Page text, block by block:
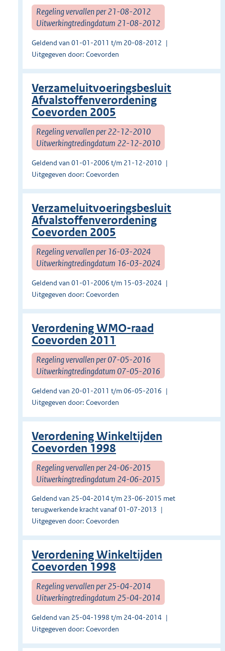
Regeling vervallen per 21-08-2012
Uitwerkingtredingdatum 21-08-2012
Geldend van 01-01-2011 t/m 20-08-2012
Uitgegeven door: Coevorden
Verzameluitvoeringsbesluit
Afvalstoffenverordening
Coevorden 2005
Regeling vervallen per 22-12-2010
Uitwerkingtredingdatum 22-12-2010
Geldend van 01-01-2006 t/m 21-12-2010
Uitgegeven door: Coevorden
Verzameluitvoeringsbesluit
Afvalstoffenverordening
Coevorden 2005
Regeling vervallen per 16-03-2024
Uitwerkingtredingdatum 16-03-2024
Geldend van 01-01-2006 t/m 15-03-2024
Uitgegeven door: Coevorden
Verordening WMO-raad
Coevorden 2011
Regeling vervallen per 07-05-2016
Uitwerkingtredingdatum 07-05-2016
Geldend van 20-01-2011 t/m 06-05-2016
Uitgegeven door: Coevorden
Verordening Winkeltijden
Coevorden 1998
Regeling vervallen per 24-06-2015
Uitwerkingtredingdatum 24-06-2015
Geldend van 25-04-2014 t/m 23-06-2015 met
terugwerkende kracht vanaf 01-07-2013
Uitgegeven door: Coevorden
Verordening Winkeltijden
Coevorden 1998
Regeling vervallen per 25-04-2014
Uitwerkingtredingdatum 25-04-2014
Geldend van 25-04-1998 t/m 24-04-2014
Uitgegeven door: Coevorden